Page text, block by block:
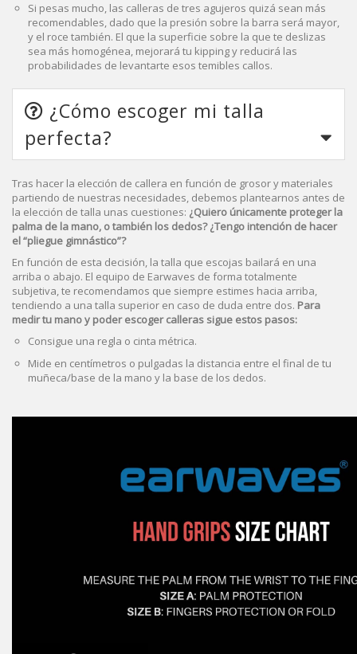
Si pesas mucho, las calleras de tres agujeros quizá sean más
recomendables, dado que la presión sobre la barra será mayor,
y el roce también. El que la superficie sobre la que te deslizas
sea más homogénea, mejorará tu kipping y reducirá las
probabilidades de levantarte esos temibles callos.
¿Cómo escoger mi talla
perfecta?
Tras hacer la elección de callera en función de grosor y materiales
partiendo de nuestras necesidades, debemos plantearnos antes de
la elección de talla unas cuestiones: ¿Quiero únicamente proteger la
palma de la mano, o también los dedos? ¿Tengo intención de hacer
el “pliegue gimnástico”?
En función de esta decisión, la talla que escojas bailará en una
arriba o abajo. El equipo de Earwaves de forma totalmente
subjetiva, te recomendamos que siempre estimes hacia arriba,
tendiendo a una talla superior en caso de duda entre dos. Para
medir tu mano y poder escoger calleras sigue estos pasos:
Consigue una regla o cinta métrica.
Mide en centímetros o pulgadas la distancia entre el final de tu
muñeca/base de la mano y la base de los dedos.